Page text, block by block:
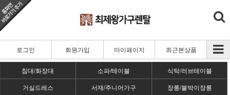
로그인 회원가입 마이페이지 최근본상품
침대/화장대 소파/테이블
식탁/러브테이블
거실드레스
서재/주니어가구
장롱/붙박이장롱